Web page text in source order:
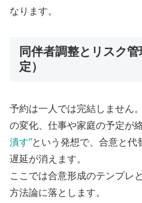
なります。
同伴者調整とリスク
定）
予約は一人では完結しません
の変化、仕事や家庭の予定が
潰す”という発想で、合意と代
遅延が消えます。
ここでは合意形成のテンプレ
方法論に落とします。